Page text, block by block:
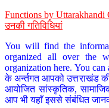
Functions by Uttarakhandi
उनकी गतिविधियां
You will find the
organized all over the
organization here. You can
के अर्न्तगत आपको उत्तराखंड की
आयोजित सांस्कृतिक,
आप भी यहाँ इससे संबंधित